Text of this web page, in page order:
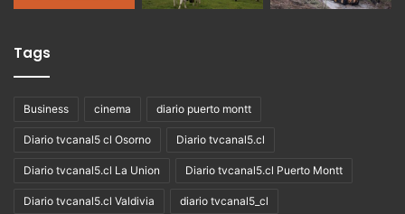
Tags
Business cinema diario puerto montt
Diario tvcanal5 cl Osorno Diario tvcanal5.cl
Diario tvcanal5.cl La Union Diario tvcanal5.cl Puerto Montt
Diario tvcanal5.cl Valdivia diario tvcanal5_cl